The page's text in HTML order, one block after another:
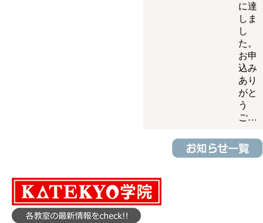
に達
しま
し
た。
お申
込み
あり
がと
う
ご…